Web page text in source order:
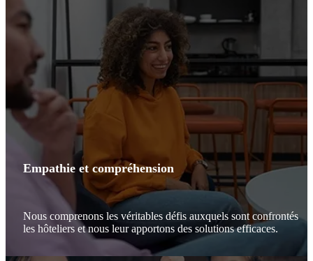
Empathie et compréhension
Nous comprenons les véritables défis auxquels sont confrontés
les hôteliers et nous leur apportons des solutions efficaces.